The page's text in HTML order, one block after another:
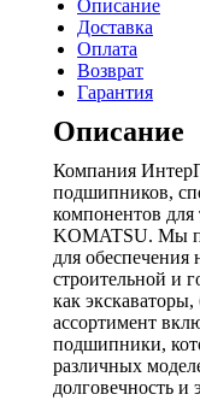
170-
09-
13160
Описание
Доставка
Оплата
Возврат
Гарантия
Описание
Компания
подшипников,
компонентов для
KOMATSU. Мы
для
строительной и
как
ассортимент
подшипники,
различных
долговечность и